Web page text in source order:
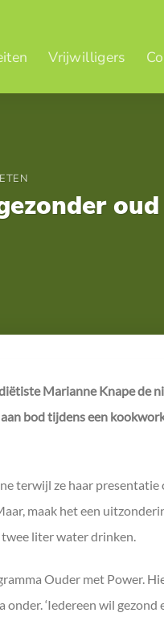
Vrijwilligers
diëtiste Marianne Knape
bod tijdens een
terwijl ze haar presentatie
maak het een
liter water drinken.
Ouder met Power.
‘Iedereen wil